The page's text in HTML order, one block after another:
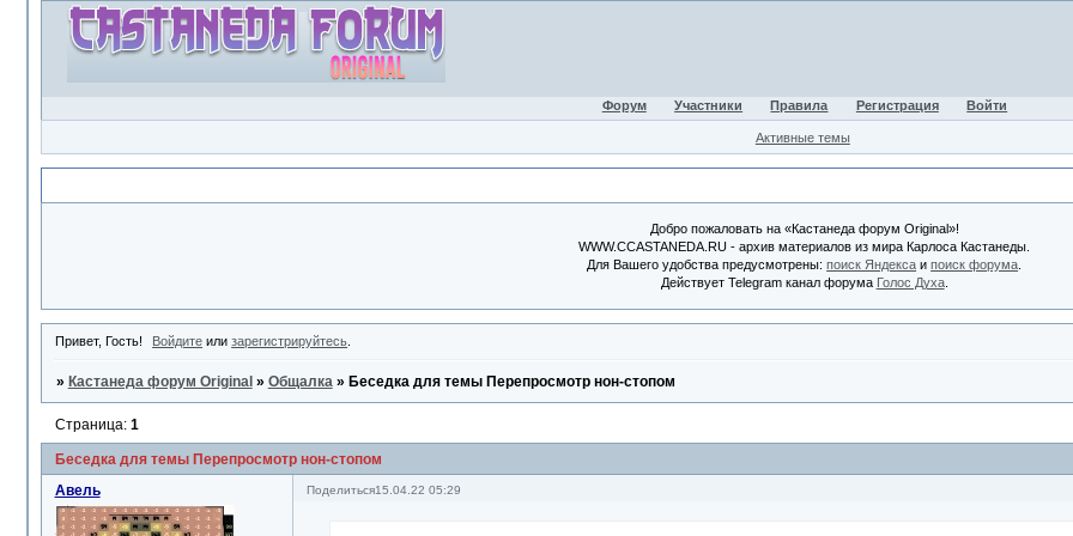
Форум Участники Правила Регистрация Войти
Активные темы
Добро пожаловать на «Кастанеда форум Original»!
WWW.CCASTANEDA.RU - архив материалов из мира Карлоса Кастанеды.
Для Вашего удобства предусмотрены:поиск Яндекса ипоиск форума
Действует Telegram канал форума Голос Духа.
Привет, Гость! Войдите илизарегистрируйтесь
» Кастанеда форум Original » Общалка » Беседка для темы Перепросмотр нон-стопом
Беседка для темы Перепросмотр нон-стопом
Страница: 1
Поделиться15.04.22 05:29
Авель